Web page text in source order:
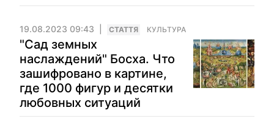
19.08.2023 09:43 СТАТТЯ КУЛЬТУРА
"Сад земных
наслаждений" Босха. Что
зашифровано в картине,
где 1000 фигур и десятки
любовных ситуаций